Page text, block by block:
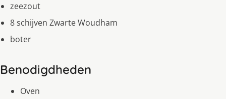
zeezout
8 schijven Zwarte Woudham
boter
Benodigdheden
Oven